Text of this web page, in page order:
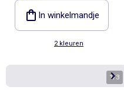
In winkelmandje
2 kleuren
1/3